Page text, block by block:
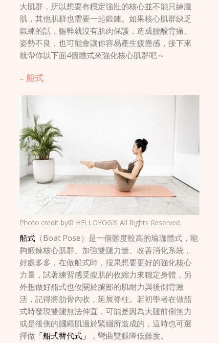
大肌群，所以想要有穩定強壯的核心並不能只練腹
肌，其他肌群也需要一起鍛鍊。如果核心肌群缺乏
鍛練的話，軀幹就沒有肌肉保護，造成腰酸背痛、
姿勢不良，也可能會讓你容易產生疲憊感，接下來
就帶你以下面4個體式來強化核心肌群吧～
– 船式
Photo credit by© HELLOYOGIS All Rights Reserved.
船式 （Boat Pose）是一個難度較高的瑜珈體式，能
夠鍛鍊核心肌群、加強雙腿力量、改善消化系統，
好處多多，在做船式時，挼果想要更好的強化核心
力量，試著練習感受腹肌的收縮力來穩定身體，另
外想做好船式也攸關於腿部的肌耐力與後側背激
活，記得將肋骨內收，延展脊柱。若初學者在做船
式時發現雙腿無法伸直，可能是因為大腿前側無力
或是後側的膕繩肌過於緊繃所造成的，這時也可選
擇做 「船式替代式」
，彎曲雙腿降低難度。